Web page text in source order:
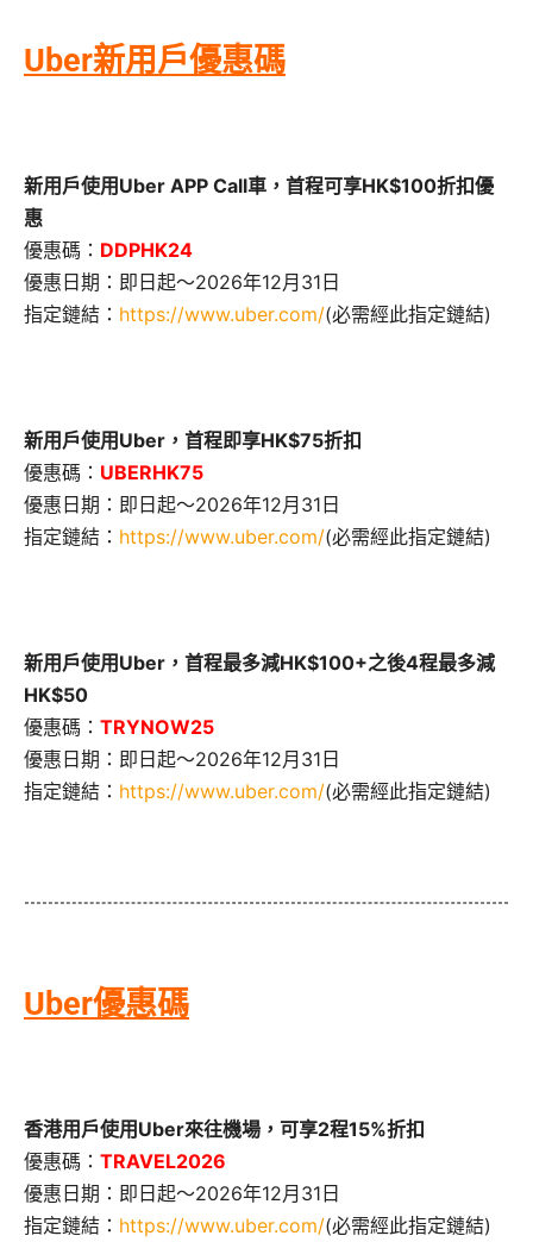
Uber新用戶優惠碼
新用戶使用Uber APP Call車，首程可享HK$100折扣優
惠
優惠碼： DDPHK24
優惠日期：即日起～2026年12月31日
指定鏈結： https://www.uber.com/(必需經此指定鏈結)
新用戶使用Uber，首程即享HK$75折扣
優惠碼： UBERHK75
優惠日期：即日起～2026年12月31日
指定鏈結： https://www.uber.com/(必需經此指定鏈結)
新用戶使用Uber，首程最多減HK$100+之後4程最多減
HK$50
優惠碼： TRYNOW25
優惠日期：即日起～2026年12月31日
指定鏈結： https://www.uber.com/(必需經此指定鏈結)
Uber優惠碼
香港用戶使用Uber來往機場，可享2程15%折扣
優惠碼： TRAVEL2026
優惠日期：即日起～2026年12月31日
指定鏈結： https://www.uber.com/(必需經此指定鏈結)